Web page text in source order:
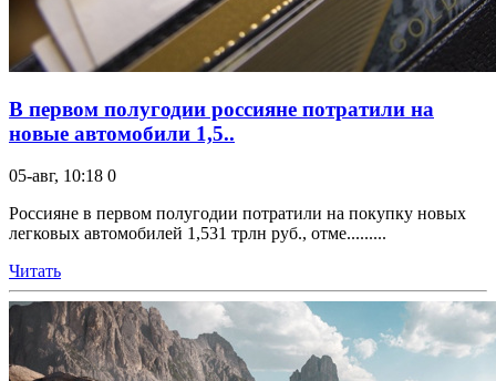
В первом полугодии россияне потратили на
новые автомобили 1,5..
05-авг, 10:18 0
Россияне в первом полугодии потратили на покупку новых
легковых автомобилей 1,531 трлн руб., отме.........
Читать